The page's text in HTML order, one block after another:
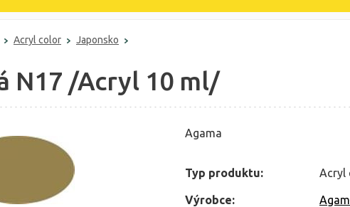
Acryl color Japonsko
N17 /Acryl 10 ml/
Agama
Typ produktu: Acryl
Výrobce: